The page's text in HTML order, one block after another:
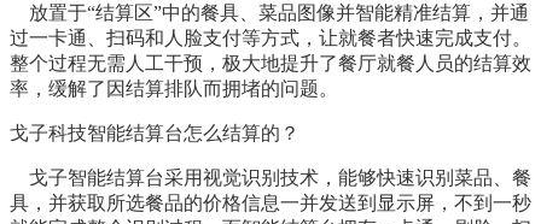
放置于“结算区”中的餐具、菜品图像并智能精准结算，并通
过一卡通、扫码和人脸支付等方式，让就餐者快速完成支付。
整个过程无需人工干预，极大地提升了餐厅就餐人员的结算效
率，缓解了因结算排队而拥堵的问题。
戈子科技智能结算台怎么结算的？
戈子智能结算台采用视觉识别技术，能够快速识别菜品、餐
具，并获取所选餐品的价格信息一并发送到显示屏，不到一秒